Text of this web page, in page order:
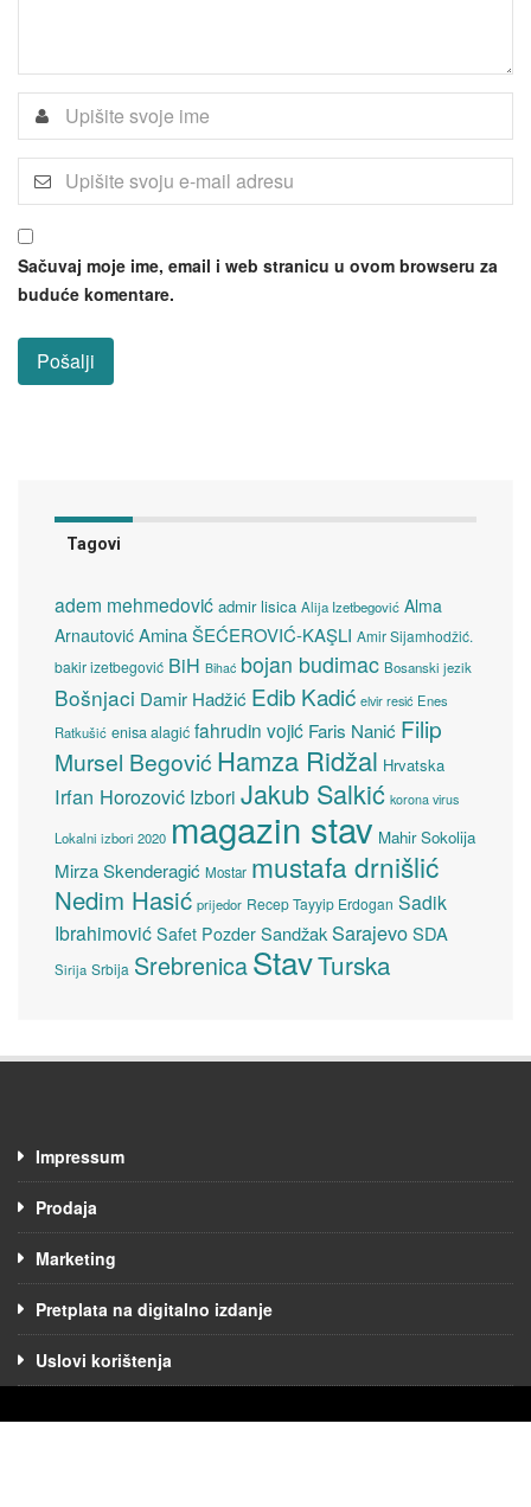
Sačuvaj moje ime, email i web stranicu u ovom browseru za
buduće komentare.
Tagovi
adem mehmedović admir lisica Alija Izetbegović Alma
Arnautović Amina ŠEĆEROVIĆ-KAŞLI Amir Sijamhodžić.
bakir izetbegović BiH Bihać bojan budimac Bosanski jezik
Bošnjaci Damir Hadžić Edib Kadić elvir resić Enes
Ratkušić enisa alagić fahrudin vojić Faris Nanić Filip
Mursel Begović Hamza Ridžal Hrvatska
Irfan Horozović Izbori Jakub Salkić korona virus
Lokalni izbori 2020 magazin stav Mahir Sokolija
Mirza Skenderagić Mostar mustafa drnišlić
Nedim Hasić prijedor Recep Tayyip Erdogan Sadik
Ibrahimović Safet Pozder SandžakSarajevoSDA
Sirija Srbija SrebrenicaStavTurska
Impressum
Prodaja
Marketing
Pretplata na digitalno izdanje
Uslovi korištenja